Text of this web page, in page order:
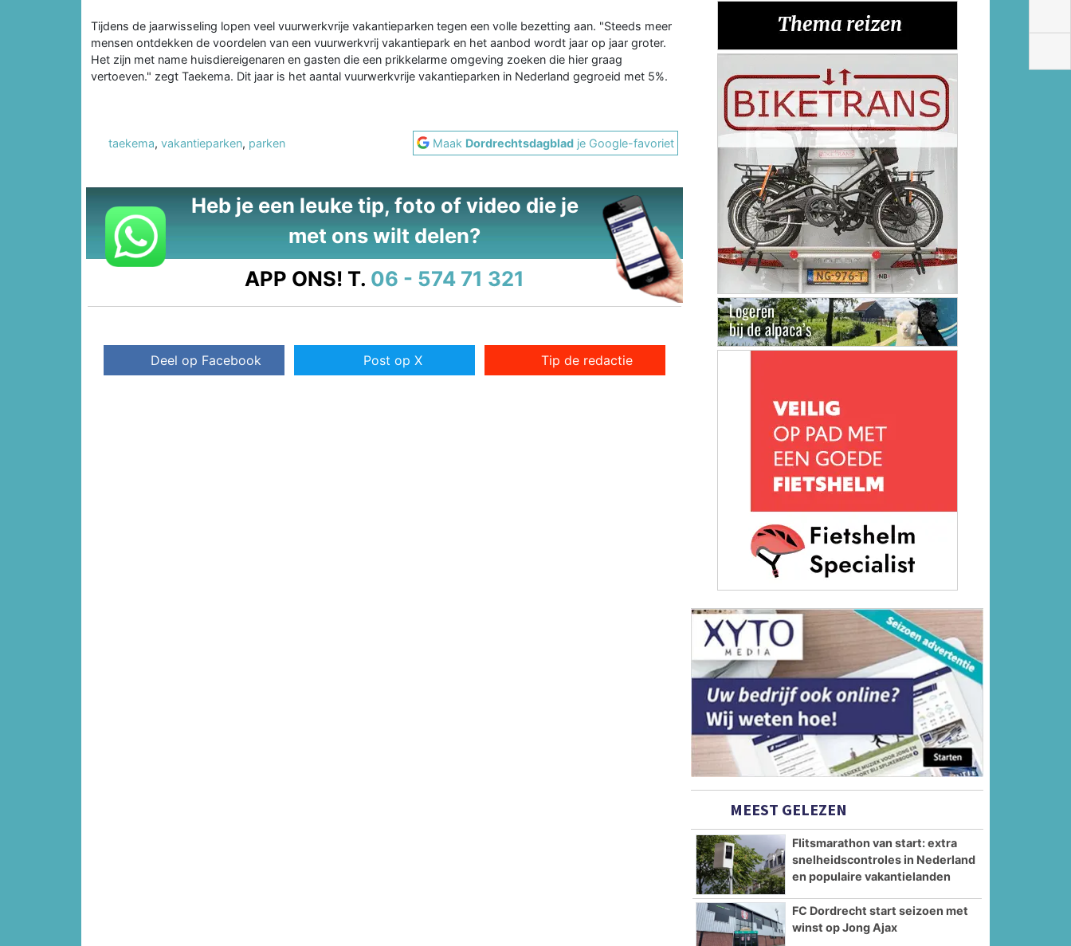
Tijdens de jaarwisseling lopen veel vuurwerkvrije vakantieparken tegen een volle bezetting aan. "Steeds meer
mensen ontdekken de voordelen van een vuurwerkvrij vakantiepark en het aanbod wordt jaar op jaar groter.
Het zijn met name huisdiereigenaren en gasten die een prikkelarme omgeving zoeken die hier graag
vertoeven." zegt Taekema. Dit jaar is het aantal vuurwerkvrije vakantieparken in Nederland gegroeid met 5%.
taekema, vakantieparken, parken Maak Dordrechtsdagblad je Google-favoriet
Heb je een leuke tip, foto of video die je
met ons wilt delen?
APP ONS! T. 06 - 574 71 321
Deel op Facebook Post op X Tip de redactie
MEEST GELEZEN
Flitsmarathon van start: extra
snelheidscontroles in Nederland
en populaire vakantielanden
FC Dordrecht start seizoen met
winst op Jong Ajax